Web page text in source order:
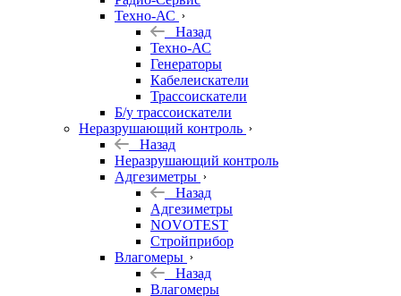
Техно-АС
Назад
Техно-АС
Генераторы
Кабелеискатели
Трассоискатели
Б/у трассоискатели
Неразрушающий контроль
Назад
Неразрушающий контроль
Адгезиметры
Назад
Адгезиметры
NOVOTEST
Стройприбор
Влагомеры
Назад
Влагомеры